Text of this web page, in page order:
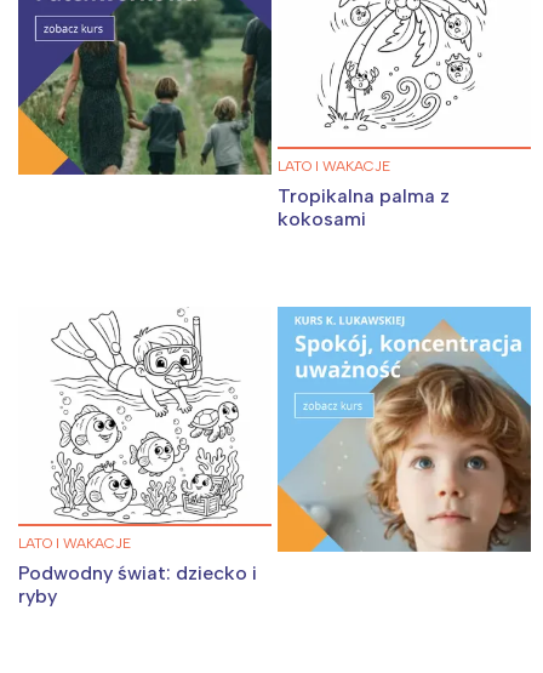
LATO I WAKACJE
Tropikalna palma z
kokosami
LATO I WAKACJE
Podwodny świat: dziecko i
ryby